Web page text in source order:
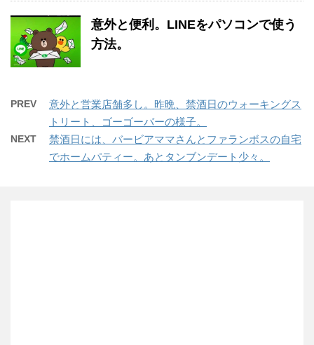
意外と便利。LINEをパソコンで使う
方法。
PREV
意外と営業店舗多し。昨晩、禁酒日のウォーキングス
トリート、ゴーゴーバーの様子。
NEXT
禁酒日には、バービアママさんとファランボスの自宅
でホームパティー。あとタンブンデート少々。